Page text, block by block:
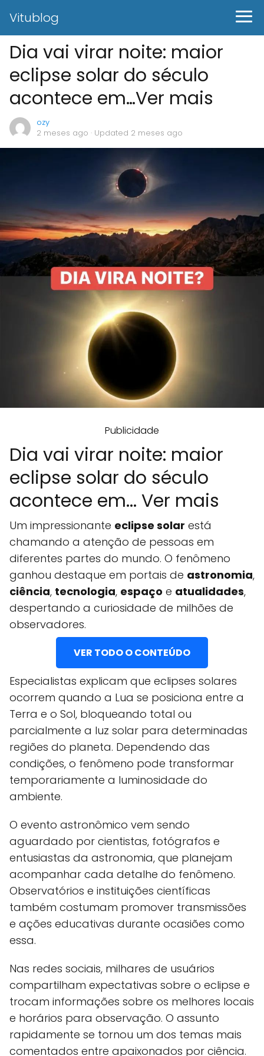
Vitublog
Dia vai virar noite: maior
eclipse solar do século
acontece em…Ver mais
ozy
2 meses ago · Updated 2 meses ago
Publicidade
Dia vai virar noite: maior
eclipse solar do século
acontece em... Ver mais
Um impressionante eclipse solar está
chamando a atenção de pessoas em
diferentes partes do mundo. O fenômeno
ganhou destaque em portais de astronomia,
ciência, tecnologia, espaço e atualidades,
despertando a curiosidade de milhões de
observadores.
VER TODO O CONTEÚDO
Especialistas explicam que eclipses solares
ocorrem quando a Lua se posiciona entre a
Terra e o Sol, bloqueando total ou
parcialmente a luz solar para determinadas
regiões do planeta. Dependendo das
condições, o fenômeno pode transformar
temporariamente a luminosidade do
ambiente.
O evento astronômico vem sendo
aguardado por cientistas, fotógrafos e
entusiastas da astronomia, que planejam
acompanhar cada detalhe do fenômeno.
Observatórios e instituições científicas
também costumam promover transmissões
e ações educativas durante ocasiões como
essa.
Nas redes sociais, milhares de usuários
compartilham expectativas sobre o eclipse e
trocam informações sobre os melhores locais
e horários para observação. O assunto
rapidamente se tornou um dos temas mais
comentados entre apaixonados por ciência.